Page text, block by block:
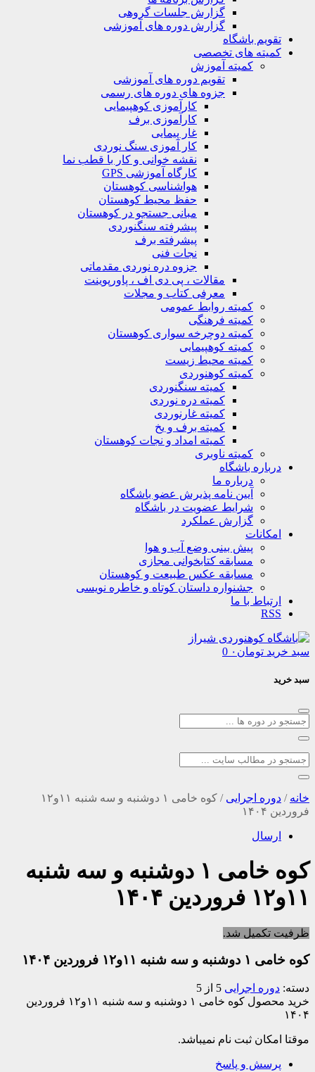
گزارش جلسات گروهی
گزارش دوره های آموزشی
باشگاه
های تخصصی
کمیته آموزش
تقویم دوره های آموزشی
جزوه های دوره های رسمی
کارآموزی کوهپیمایی
کارآموزی برف
غار پیمایی
کار آموزی سنگ نوردی
نقشه خوانی و کار با قطب نما
کارگاه آموزشی GPS
هواشناسی کوهستان
حفظ محیط کوهستان
مبانی جستجو در کوهستان
پیشرفته سنگنوردی
پیشرفته برف
نجات فنی
جزوه دره نوردی مقدماتی
مقالات ، پی دی اف ، پاورپوینت
معرفی کتاب و مجلات
کمیته روابط عمومی
کمیته فرهنگی
کمیته دوچرخه سواری کوهستان
کمیته کوهپیمایی
کمیته محیط زیست
کمیته کوهنوردی
کمیته سنگنوردی
کمیته دره نوردی
کمیته غارنوردی
کمیته برف و یخ
کمیته امداد و نجات کوهستان
کمیته ناوبری
باشگاه
درباره ما
آیین نامه پذیرش عضو باشگاه
شرایط عضویت در باشگاه
گزارش عملکرد
پیش بینی وضع آب و هوا
مسابقه کتابخوانی مجازی
مسابقه عکس طبیعت و کوهستان
جشنواره داستان کوتاه و خاطره نویسی
با ما
تومان۰ 0
اجرایی /
کوه خامی ۱ دوشنبه و سه شنبه ۱۱و۱۲
کوه خامی ۱ دوشنبه و سه شنبه
شد.
فروردین ۱۴۰۴
اجرایی 5 از 5
خرید محصول کوه خامی ۱ دوشنبه و سه شنبه ۱۱و۱۲ فروردین
ثبت نام نمیباشد.
و پاسخ